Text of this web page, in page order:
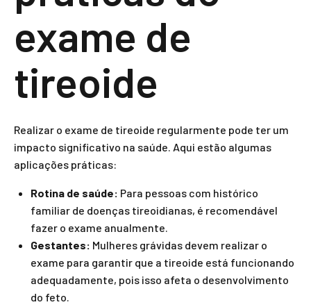
exame de
tireoide
Realizar o exame de tireoide regularmente pode ter um
impacto significativo na saúde. Aqui estão algumas
aplicações práticas:
Rotina de saúde: Para pessoas com histórico
familiar de doenças tireoidianas, é recomendável
fazer o exame anualmente.
Gestantes: Mulheres grávidas devem realizar o
exame para garantir que a tireoide está funcionando
adequadamente, pois isso afeta o desenvolvimento
do feto.